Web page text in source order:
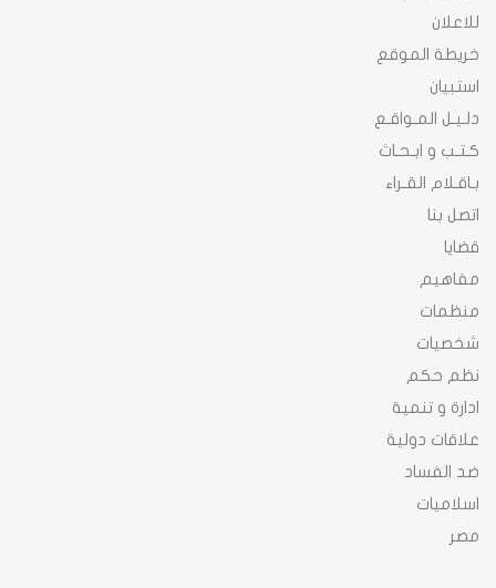
للاعلان
خريطة الموقع
استبيان
دلـيـل المـواقـع
كـتـب و ابـحـاث
بـاقـلام القـراء
اتصل بنا
قضايا
مفاهيم
منظمات
شخصيات
نظم حكم
ادارة و تنمية
علاقات دولية
ضد الفساد
اسلاميات
مصر